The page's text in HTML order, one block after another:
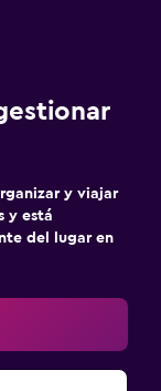
y viajar
y está
del lugar en